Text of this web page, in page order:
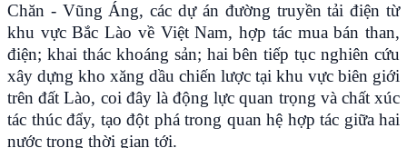
Chăn - Vũng Áng, các dự án đường truyền tải điện từ
khu vực Bắc Lào về Việt Nam, hợp tác mua bán than,
điện; khai thác khoáng sản; hai bên tiếp tục nghiên cứu
xây dựng kho xăng dầu chiến lược tại khu vực biên giới
trên đất Lào, coi đây là động lực quan trọng và chất xúc
tác thúc đẩy, tạo đột phá trong quan hệ hợp tác giữa hai
nước trong thời gian tới.